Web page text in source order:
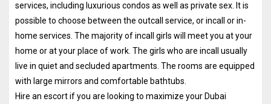
services, including luxurious condos as well as private sex. It is
possible to choose between the outcall service, or incall or in-
home services. The majority of incall girls will meet you at your
home or at your place of work. The girls who are incall usually
live in quiet and secluded apartments. The rooms are equipped
with large mirrors and comfortable bathtubs.
Hire an escort if you are looking to maximize your Dubai